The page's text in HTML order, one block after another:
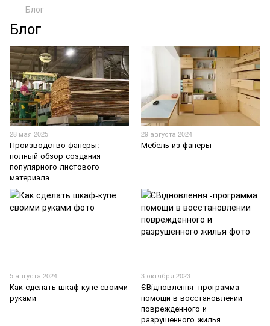
Блог
Блог
28 мая 2025
Производство фанеры:
полный обзор создания
популярного листового
материала
29 августа 2024
Мебель из фанеры
5 августа 2024
Как сделать шкаф-купе своими
руками
3 октября 2023
ЄВідновлення -программа
помощи в восстановлении
поврежденного и
разрушенного жилья